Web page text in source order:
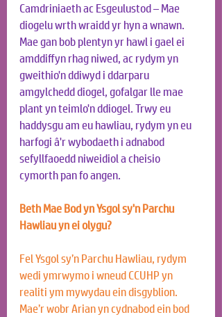
Camdriniaeth ac Esgeulustod – Mae
diogelu wrth wraidd yr hyn a wnawn.
Mae gan bob plentyn yr hawl i gael ei
amddiffyn rhag niwed, ac rydym yn
gweithio'n ddiwyd i ddarparu
amgylchedd diogel, gofalgar lle mae
plant yn teimlo'n ddiogel. Trwy eu
haddysgu am eu hawliau, rydym yn eu
harfogi â'r wybodaeth i adnabod
sefyllfaoedd niweidiol a cheisio
cymorth pan fo angen.
Beth Mae Bod yn Ysgol sy'n Parchu
Hawliau yn ei olygu?
Fel Ysgol sy’n Parchu Hawliau, rydym
wedi ymrwymo i wneud CCUHP yn
realiti ym mywydau ein disgyblion.
Mae’r wobr Arian yn cydnabod ein bod